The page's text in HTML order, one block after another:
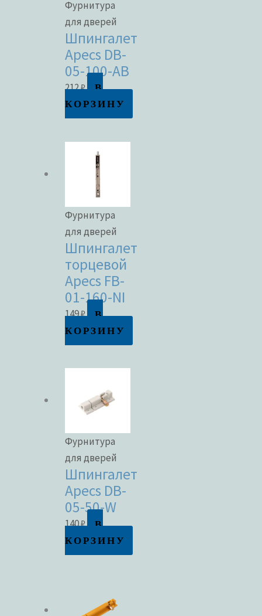
Фурнитура
для дверей
Шпингалет
Apecs DB-
05-100-AB
212₽
В
КОРЗИНУ
Фурнитура
для дверей
Шпингалет
торцевой
Apecs FB-
01-160-NI
149₽
В
КОРЗИНУ
Фурнитура
для дверей
Шпингалет
Apecs DB-
05-50-W
140₽
В
КОРЗИНУ